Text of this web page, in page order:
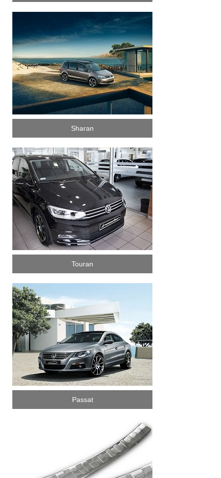
Sharan
Touran
Passat